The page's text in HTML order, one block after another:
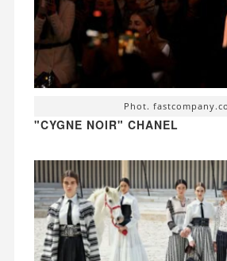
Phot.
"CYGNE NOIR" CHANEL